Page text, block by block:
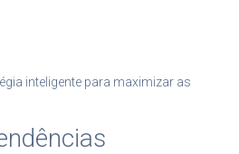
inteligente para maximizar as